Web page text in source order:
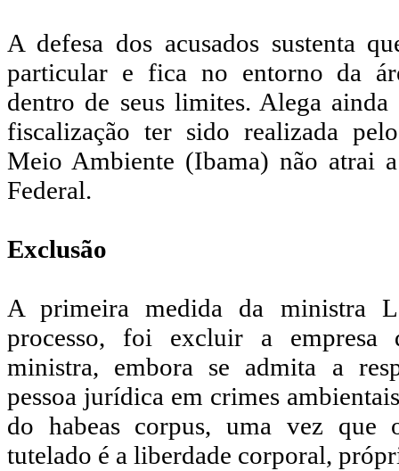
A defesa dos acusados sustenta
particular e fica no entorno da
dentro de seus limites. Alega
fiscalização ter sido realizada
Meio Ambiente (Ibama) não atrai
Federal.
Exclusão
A primeira medida da ministra
processo, foi excluir a empresa
ministra, embora se admita a
pessoa jurídica em crimes
do habeas corpus, uma vez
tutelado é a liberdade corporal,